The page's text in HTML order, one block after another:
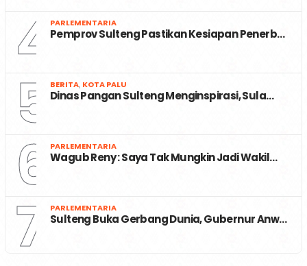
4 PARLEMENTARIA
Pemprov Sulteng Pastikan Kesiapan Penerb…
5 BERITA, KOTA PALU
Dinas Pangan Sulteng Menginspirasi, Sula…
6 PARLEMENTARIA
Wagub Reny : Saya Tak Mungkin Jadi Wakil…
7 PARLEMENTARIA
Sulteng Buka Gerbang Dunia, Gubernur Anw…